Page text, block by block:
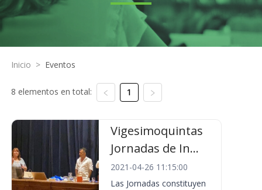
Inicio > Eventos
8 elementos en total: 1
Vigesimoquintas
Jornadas de In...
2021-04-26 11:15:00
Las Jornadas constituyen